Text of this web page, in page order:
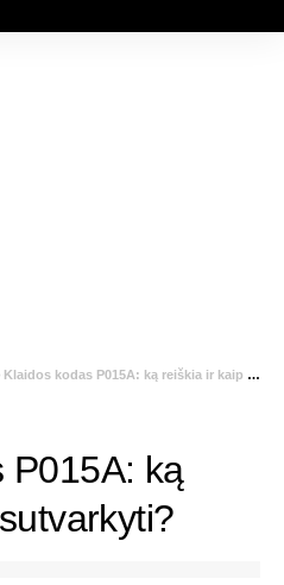
Klaidos kodas P015A: ką reiškia ir kaip sutvarkyti?
P015A: ką